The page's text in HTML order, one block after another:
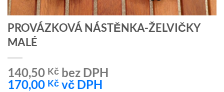
PROVÁZKOVÁ NÁSTĚNKA-ŽELVIČKY
MALÉ
140,50 Kč bez DPH
170,00 Kč vč DPH